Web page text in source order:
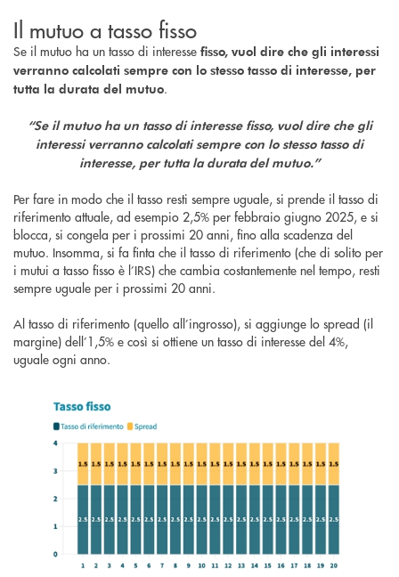
Il mutuo a tasso fisso
Se il mutuo ha un tasso di interesse fisso, vuol dire che gli interessi
verranno calcolati sempre con lo stesso tasso di interesse, per
tutta la durata del mutuo.
“Se il mutuo ha un tasso di interesse fisso, vuol dire che gli
interessi verranno calcolati sempre con lo stesso tasso di
interesse, per tutta la durata del mutuo.”
Per fare in modo che il tasso resti sempre uguale, si prende il tasso di
riferimento attuale, ad esempio 2,5% per febbraio giugno 2025, e si
blocca, si congela per i prossimi 20 anni, fino alla scadenza del
mutuo. Insomma, si fa finta che il tasso di riferimento (che di solito per
i mutui a tasso fisso è l’IRS) che cambia costantemente nel tempo, resti
sempre uguale per i prossimi 20 anni.
Al tasso di riferimento (quello all’ingrosso), si aggiunge lo spread (il
margine) dell’1,5% e così si ottiene un tasso di interesse del 4%,
uguale ogni anno.